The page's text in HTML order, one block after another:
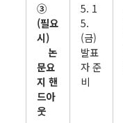
③
(필요
시)
논
문요
지 핸
드아
웃
5. 1
5.
(금)
발표
자 준
비